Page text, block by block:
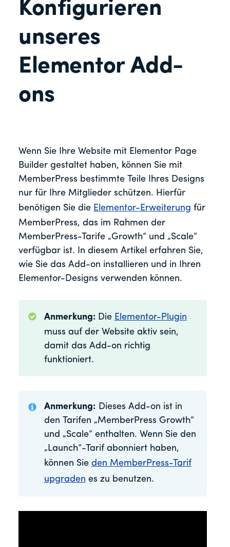
Konfigurieren
unseres
Elementor Add-
ons
Wenn Sie Ihre Website mit Elementor Page
Builder gestaltet haben, können Sie mit
MemberPress bestimmte Teile Ihres Designs
nur für Ihre Mitglieder schützen. Hierfür
benötigen Sie die Elementor-Erweiterung für
MemberPress, das im Rahmen der
MemberPress-Tarife „Growth“ und „Scale“
verfügbar ist. In diesem Artikel erfahren Sie,
wie Sie das Add-on installieren und in Ihren
Elementor-Designs verwenden können.
Anmerkung: Die Elementor-Plugin
muss auf der Website aktiv sein,
damit das Add-on richtig
funktioniert.
Anmerkung: Dieses Add-on ist in
den Tarifen „MemberPress Growth“
und „Scale“ enthalten. Wenn Sie den
„Launch“-Tarif abonniert haben,
können Sie den MemberPress-Tarif
upgraden es zu benutzen.